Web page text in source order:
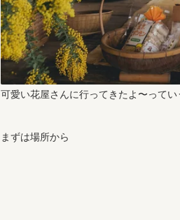
可愛い花屋さんに行ってきたよ〜ってい
まずは場所から